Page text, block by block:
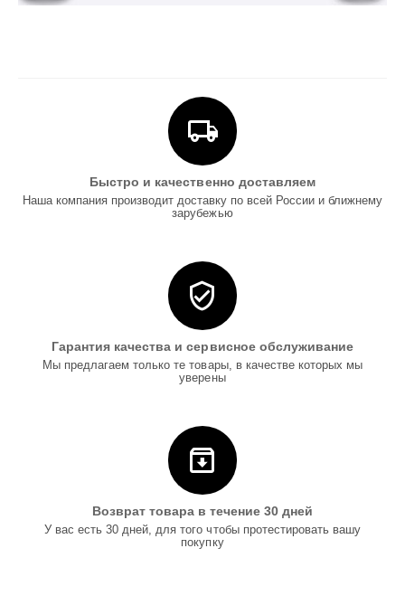
Быстро и качественно доставляем
Наша компания производит доставку по всей России и ближнему
зарубежью
Гарантия качества и сервисное обслуживание
Мы предлагаем только те товары, в качестве которых мы
уверены
Возврат товара в течение 30 дней
У вас есть 30 дней, для того чтобы протестировать вашу
покупку